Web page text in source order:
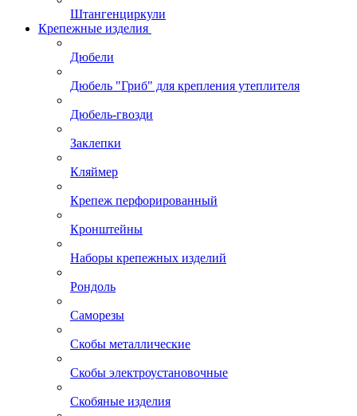
Штангенциркули
Крепежные изделия
Дюбели
Дюбель "Гриб" для крепления утеплителя
Дюбель-гвозди
Заклепки
Кляймер
Крепеж перфорированный
Кронштейны
Наборы крепежных изделий
Рондоль
Саморезы
Скобы металлические
Скобы электроустановочные
Скобяные изделия